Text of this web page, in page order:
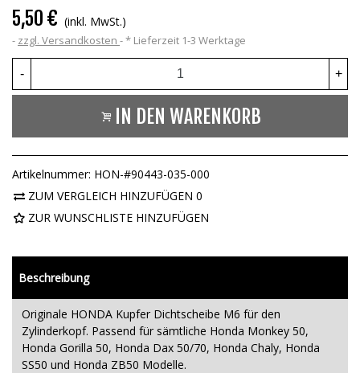
5,50 € (inkl. MwSt.)
zzgl. Versandkosten * Lieferzeit 1-3 Werktage
- +
IN DEN WARENKORB
Artikelnummer: HON-#90443-035-000
ZUM VERGLEICH HINZUFÜGEN 0
ZUR WUNSCHLISTE HINZUFÜGEN
Beschreibung
Originale HONDA Kupfer Dichtscheibe M6 für den
Zylinderkopf. Passend für sämtliche Honda Monkey 50,
Honda Gorilla 50, Honda Dax 50/70, Honda Chaly, Honda
SS50 und Honda ZB50 Modelle.